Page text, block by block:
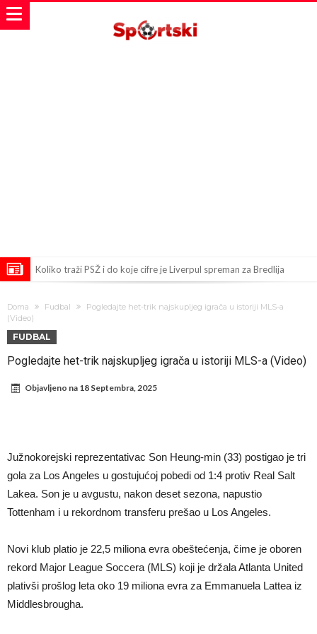
Koliko traži PSŽ i do koje cifre je Liverpul spreman za Bredlija
daleko”
Prva ponuda za Leaa – odbijena!
Zašto je nepoznati italijanski petoligaš dobio čudesan stadion od 62
miliona evra?
Veliki udarac za Barselonu: Junak finala Svetskog prvenstva želi da
povorka, dirljiva muzika i aplauz koji izazivaju suze
GROM USMRTIO FUDBALERA: Tragičan događaj na tajlandskom
država traži pravdu
Doma Fudbal
Pogledajte het-trik najskupljeg igrača u istoriji MLS-a
(Video)
FUDBAL
Pogledajte het-trik najskupljeg igrača u istoriji MLS-a (Video)
Objavljeno na 18 Septembra, 2025
Južnokorejski reprezentativac Son Heung-min (33) postigao je tri
gola za Los Angeles u gostujućoj pobedi od 1:4 protiv Real Salt
Lakea. Son je u avgustu, nakon deset sezona, napustio
Tottenham i u rekordnom transferu prešao u Los Angeles.
Novi klub platio je 22,5 miliona evra obeštećenja, čime je oboren
rekord Major League Soccera (MLS) koji je držala Atlanta United
plativši prošlog leta oko 19 miliona evra za Emmanuela Lattea iz
Middlesbrougha.